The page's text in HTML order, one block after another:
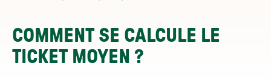
COMMENT SE CALCULE LE
TICKET MOYEN ?